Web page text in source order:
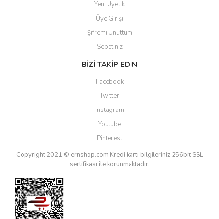
Yeni Üyelik
Üye Girişi
Şifremi Unuttum
Sepetiniz
BİZİ TAKİP EDİN
Facebook
Twitter
Instagram
Youtube
Pinterest
Copyright 2021 © ernshop.com Kredi kartı bilgileriniz 256bit SSL
sertifikası ile korunmaktadır.